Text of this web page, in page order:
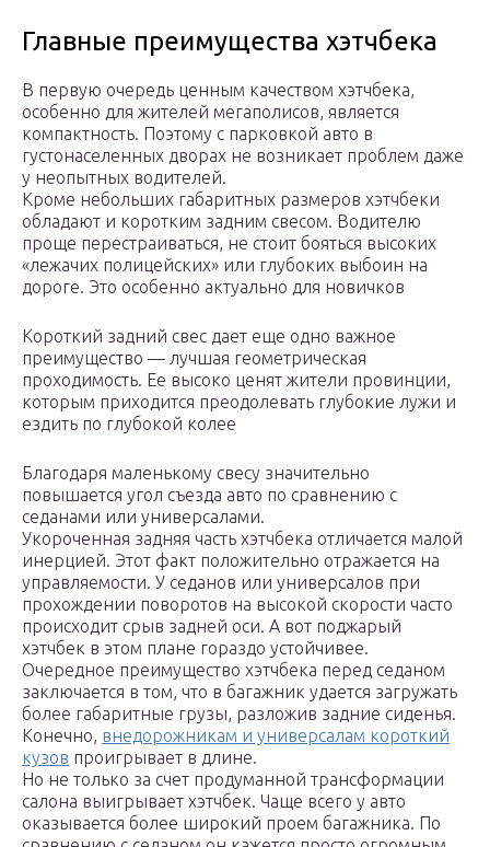
Главные преимущества хэтчбека
В первую очередь ценным качеством хэтчбека,
особенно для жителей мегаполисов, является
компактность. Поэтому с парковкой авто в
густонаселенных дворах не возникает проблем даже
у неопытных водителей.
Кроме небольших габаритных размеров хэтчбеки
обладают и коротким задним свесом. Водителю
проще перестраиваться, не стоит бояться высоких
«лежачих полицейских» или глубоких выбоин на
дороге. Это особенно актуально для новичков
Короткий задний свес дает еще одно важное
преимущество — лучшая геометрическая
проходимость. Ее высоко ценят жители провинции,
которым приходится преодолевать глубокие лужи и
ездить по глубокой колее
Благодаря маленькому свесу значительно
повышается угол съезда авто по сравнению с
седанами или универсалами.
Укороченная задняя часть хэтчбека отличается малой
инерцией. Этот факт положительно отражается на
управляемости. У седанов или универсалов при
прохождении поворотов на высокой скорости часто
происходит срыв задней оси. А вот поджарый
хэтчбек в этом плане гораздо устойчивее.
Очередное преимущество хэтчбека перед седаном
заключается в том, что в багажник удается загружать
более габаритные грузы, разложив задние сиденья.
Конечно, внедорожникам и универсалам короткий
кузов проигрывает в длине.
Но не только за счет продуманной трансформации
салона выигрывает хэтчбек. Чаще всего у авто
оказывается более широкий проем багажника. По